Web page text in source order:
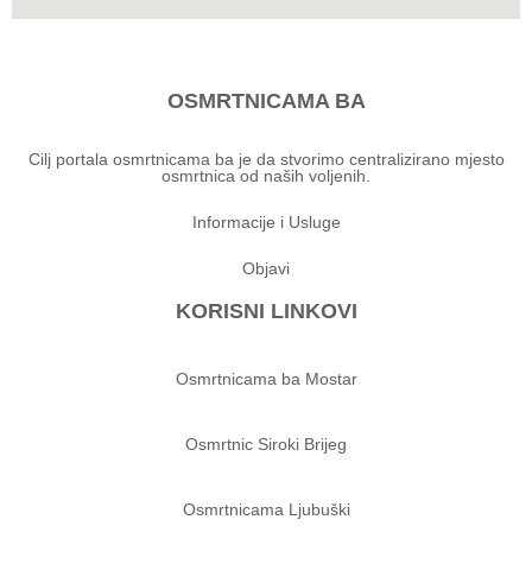
OSMRTNICAMA BA
Cilj portala osmrtnicama ba je da stvorimo centralizirano mjesto
osmrtnica od naših voljenih.
Informacije i Usluge
Objavi
KORISNI LINKOVI
Osmrtnicama ba Mostar
Osmrtnic Siroki Brijeg
Osmrtnicama Ljubuški